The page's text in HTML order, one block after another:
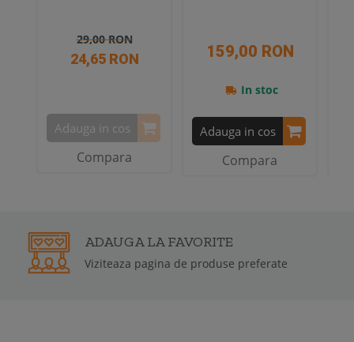
29,00 RON
24,65 RON
Adauga in cos
Compara
159,00 RON
In stoc
Adauga in cos
Compara
de produse preferate